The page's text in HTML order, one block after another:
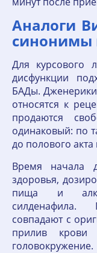
Аналоги
синонимы
Для курсового
дисфункции
БАДы.
относятся к
продаются
одинаковый: по
до полового
Время начала
здоровья,
пища и
силденафила.
совпадают с
прилив крови
головокружение.